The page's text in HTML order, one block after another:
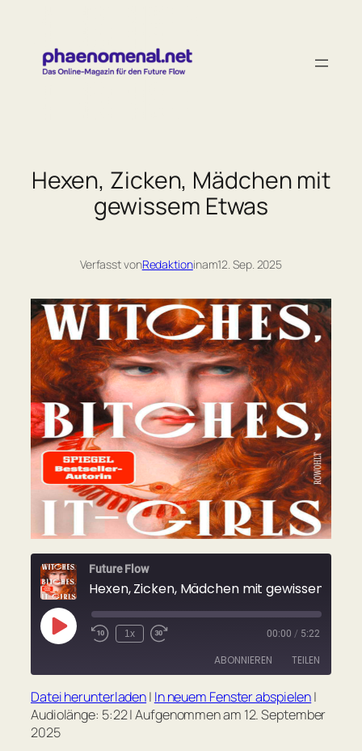
springen
Hexen, Zicken, Mädchen mit
gewissem Etwas
Verfasst vonRedaktioninam12. Sep. 2025
Future Flow
Hexen, Zicken, Mädchen mit gewissem
Play
Episode Rewind
1x
Fast
seconds
00:00 / 5:22
ABONNIEREN TEILEN
Apple Podcasts
RSS FEED
TEILEN
LINK
Datei herunterladen| In neuem Fenster abspielen|
Audiolänge: 5:22|Aufgenommen am 12. September
2025